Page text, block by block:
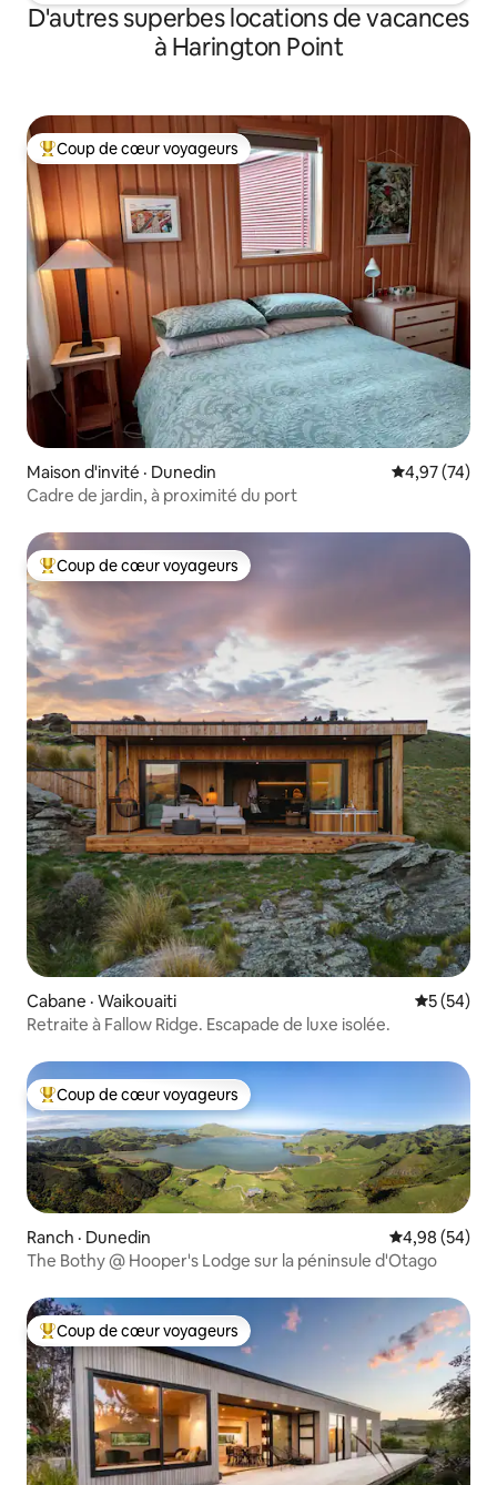
D'autres superbes locations de vacances
à Harington Point
Coup de cœur voyageurs parmi les plus aimés
Coup de cœur voyageurs
Maison d'invité · Dunedin Note
4,97 (74)
Cadre de jardin, à proximité du port
Coup de cœur voyageurs parmi les plus aimés
Coup de cœur voyageurs
Cabane · Waikouaiti Note
5 (54)
Retraite à Fallow Ridge. Escapade de luxe isolée.
Coup de cœur voyageurs parmi les plus aimés
Coup de cœur voyageurs
Ranch · Dunedin Note
4,98 (54)
The Bothy @ Hooper's Lodge sur la péninsule d'Otago
Coup de cœur voyageurs parmi les plus aimés
Coup de cœur voyageurs